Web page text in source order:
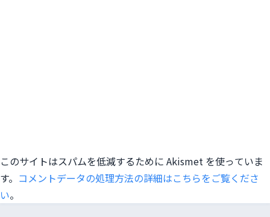
このサイトはスパムを低減するために Akismet を使っていま
す。 コメントデータの処理方法の詳細はこちらをご覧くださ
い。